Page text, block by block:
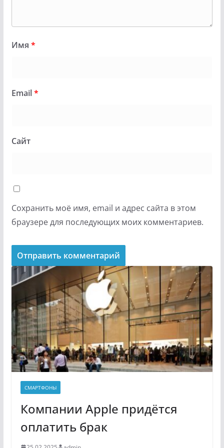
Имя *
Email*
Сайт
Сохранить моё имя, email и адрес сайта в этом
браузере для последующих моих комментариев.
СМАРТФОНЫ
Компании Apple придётся
оплатить брак